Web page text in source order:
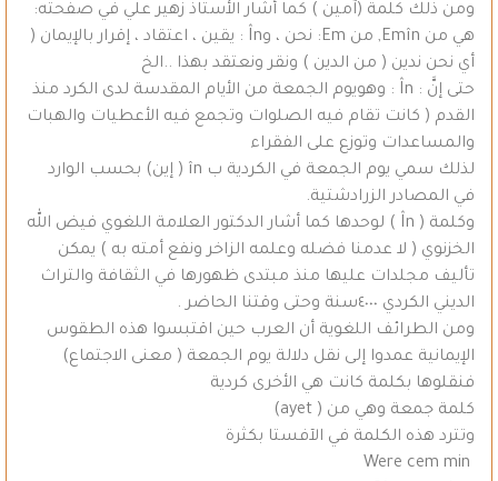
ومن ذلك كلمة (آمين ) كما أشار الأستاذ زهير علي في صفحته:
هي من Emîn, من Em: نحن ، وÎn : يقين ، اعتقاد ، إقرار بالإيمان (
أي نحن ندين ( من الدين ) ونقر ونعتقد بهذا ..الخ
حتى إنَّ : În : وهويوم الجمعة من الأيام المقدسة لدى الكرد منذ
القدم ( كانت تقام فيه الصلوات وتجمع فيه الأعطيات والهبات
والمساعدات وتوزع على الفقراء
لذلك سمي يوم الجمعة في الكردية ب în ( إين) بحسب الوارد
في المصادر الزرادشتية.
وكلمة ( În ) لوحدها كما أشار الدكتور العلامة اللغوي فيض الله
الخزنوي ( لا عدمنا فضله وعلمه الزاخر ونفع أمته به ) يمكن
تأليف مجلدات عليها منذ مبتدى ظهورها في الثقافة والتراث
الديني الكردي ٤٠٠٠سنة وحتى وقتنا الحاضر .
ومن الطرائف اللغوية أن العرب حين اقتبسوا هذه الطقوس
الإيمانية عمدوا إلى نقل دلالة يوم الجمعة ( معنى الاجتماع)
فنقلوها بكلمة كانت هي الأخرى كردية
كلمة جمعة وهي من ( ayet)
وتترد هذه الكلمة في الآفستا بكثرة